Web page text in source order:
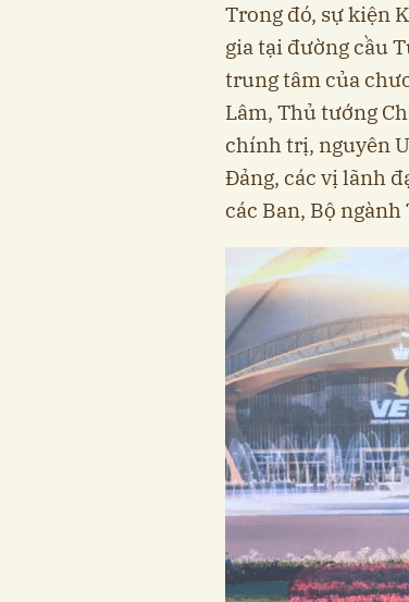
Trong đó, sự kiện
gia tại đường cầu
trung tâm của
Lâm, Thủ tướng
chính trị, nguyên
Đảng, các vị lãnh
các Ban, Bộ